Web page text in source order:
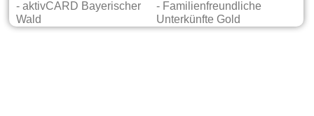
- aktivCARD Bayerischer
Wald
- Familienfreundliche
Unterkünfte Gold